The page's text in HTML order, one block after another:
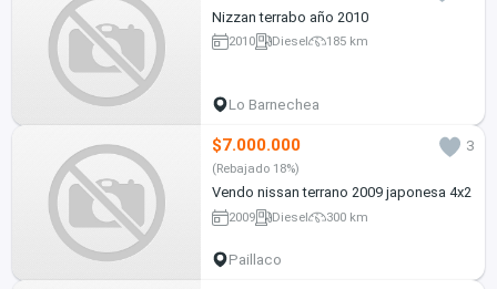
Nizzan terrabo año 2010
2010 Diesel 185 km
Lo Barnechea
$7.000.000 3
(Rebajado 18%)
Vendo nissan terrano 2009 japonesa 4x2
2009 Diesel 300 km
Paillaco